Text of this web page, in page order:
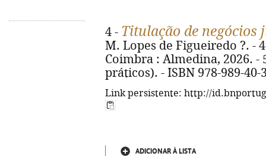
4 - Titulação de negócios
M. Lopes de Figueiredo ?. -
Coimbra : Almedina, 2026. -
práticos). - ISBN 978-989-40-
Link persistente: http://
ADICIONAR À LISTA